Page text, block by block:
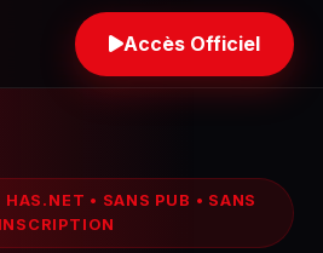
Accès Officiel
• SANS PUB • SANS
INSCRIPTION